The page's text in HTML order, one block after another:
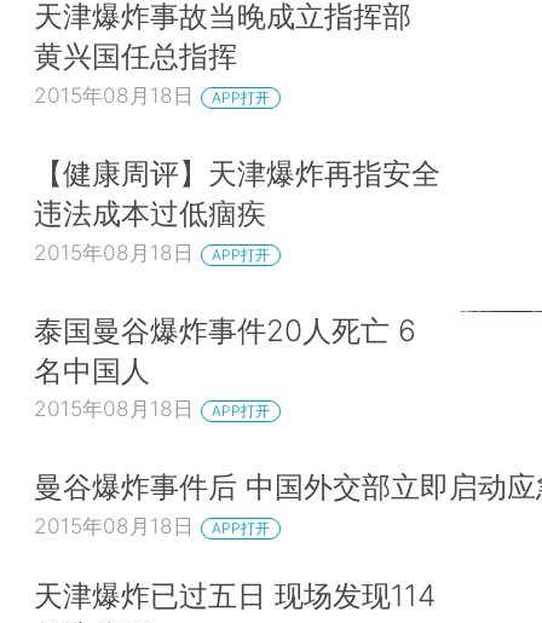
天津爆炸事故当晚成立指挥部
黄兴国任总指挥
2015年08月18日 APP打开
【健康周评】天津爆炸再指安全
违法成本过低痼疾
2015年08月18日 APP打开
泰国曼谷爆炸事件20人死亡 6
名中国人
2015年08月18日 APP打开
曼谷爆炸事件后 中国外交部立即启动
2015年08月18日 APP打开
天津爆炸已过五日 现场发现114